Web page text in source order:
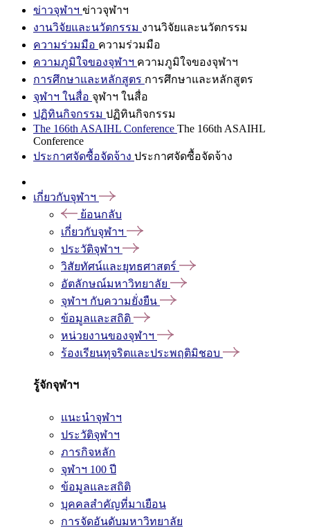
ข่าวจุฬาฯ ข่าวจุฬาฯ
งานวิจัยและนวัตกรรม งานวิจัยและนวัตกรรม
ความร่วมมือ ความร่วมมือ
ความภูมิใจของจุฬาฯ ความภูมิใจของจุฬาฯ
การศึกษาและหลักสูตร การศึกษาและหลักสูตร
จุฬาฯ ในสื่อ จุฬาฯ ในสื่อ
ปฏิทินกิจกรรม ปฏิทินกิจกรรม
The 166th ASAIHL Conference The 166th ASAIHL
Conference
ประกาศจัดซื้อจัดจ้าง ประกาศจัดซื้อจัดจ้าง
เกี่ยวกับจุฬาฯ
ย้อนกลับ
เกี่ยวกับจุฬาฯ
ประวัติจุฬาฯ
วิสัยทัศน์และยุทธศาสตร์
อัตลักษณ์มหาวิทยาลัย
จุฬาฯ กับความยั่งยืน
ข้อมูลและสถิติ
หน่วยงานของจุฬาฯ
ร้องเรียนทุจริตและประพฤติมิชอบ
รู้จักจุฬาฯ
แนะนำจุฬาฯ
ประวัติจุฬาฯ
ภารกิจหลัก
จุฬาฯ 100 ปี
ข้อมูลและสถิติ
บุคคลสำคัญที่มาเยือน
การจัดอันดับมหาวิทยาลัย